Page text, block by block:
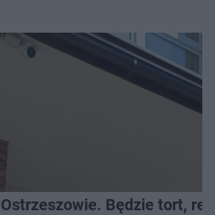
Będzie tort,